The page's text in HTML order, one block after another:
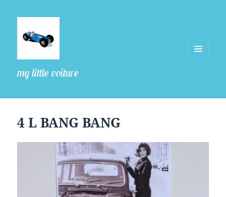
my little voiture
4 L BANG BANG